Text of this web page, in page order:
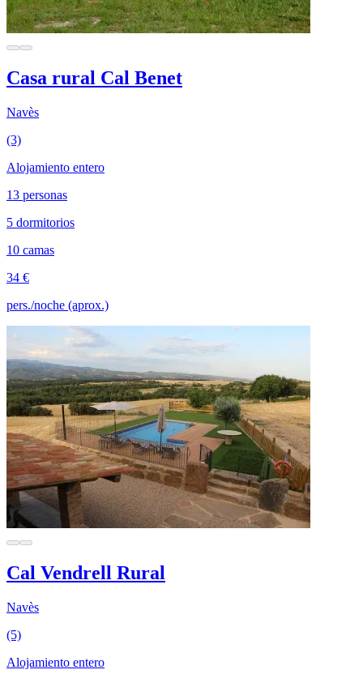
Casa rural Cal Benet
Navès
(3)
Alojamiento entero
13 personas
5 dormitorios
10 camas
34 €
pers./noche (aprox.)
Cal Vendrell Rural
Navès
(5)
Alojamiento entero